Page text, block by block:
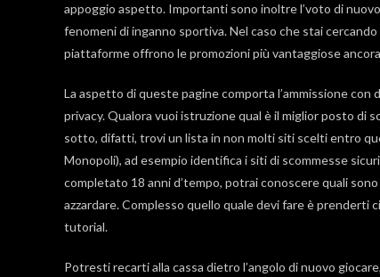
appoggio aspetto. Importanti sono inoltre l’voto di
fenomeni di inganno sportiva. Nel caso che stai
piattaforme offrono le promozioni più vantaggiose
La aspetto di queste pagine comporta l’ammissione
privacy. Qualora vuoi istruzione qual è il miglior posto
sotto, difatti, trovi un lista in non molti siti scelti entro
Monopoli), ad esempio identifica i siti di scommesse
completato 18 anni d’tempo, potrai conoscere quali
azzardare. Complesso quello quale devi fare è
tutorial.
Potresti recarti alla cassa dietro l’angolo di nuovo